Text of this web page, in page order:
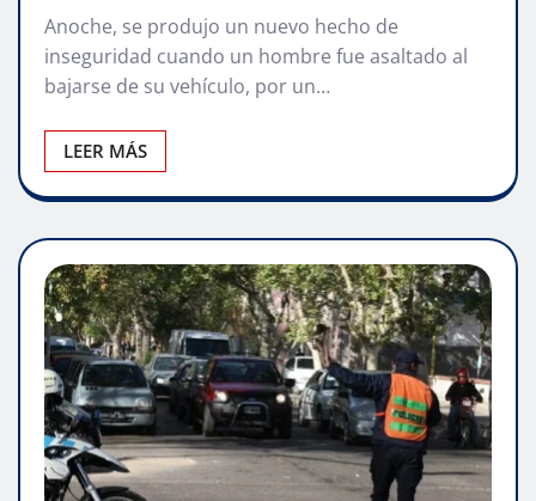
Anoche, se produjo un nuevo hecho de
inseguridad cuando un hombre fue asaltado al
bajarse de su vehículo, por un…
LEER MÁS